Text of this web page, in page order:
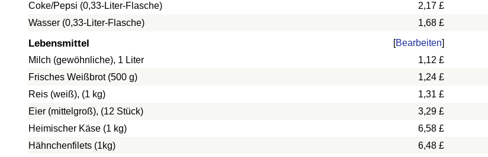
Coke/Pepsi (0,33-Liter-Flasche) 2,17 £
Wasser (0,33-Liter-Flasche) 1,68 £
Lebensmittel [Bearbeiten]
Milch (gewöhnliche), 1 Liter
1,12 £
Frisches Weißbrot (500 g) 1,24 £
Reis (weiß), (1 kg) 1,31 £
Eier (mittelgroß), (12 Stück) 3,29 £
Heimischer Käse (1 kg) 6,58 £
Hähnchenfilets (1kg) 6,48 £